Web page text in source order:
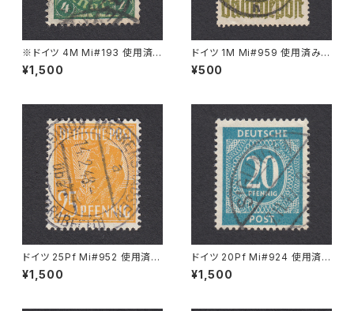
※ドイツ 4M Mi#193 使用済
み切手｜VARREL 30.11.1922
¥1,500
ドイツ 1M Mi#959 使用済み切
手｜STENDAL 11.8.1947
¥500
ドイツ 25Pf Mi#952 使用済み
切手｜MERKERSHAUSEN 14.
2.1948
¥1,500
ドイツ 20Pf Mi#924 使用済み
切手｜SIGLINGEN 7.11.1947
¥1,500